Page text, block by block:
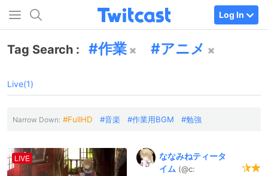
Log In
Tag Search : 作業 アニメ
Live(1)
Narrow Down: FullHD 音楽 作業用BGM 勉強
LIVE
ななみねティータ
イム (@c: